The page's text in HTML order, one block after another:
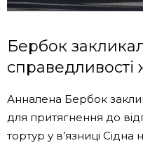
Бербок
справедливості
Анналена Бербок
для притягнення до
тортур у в’язниці